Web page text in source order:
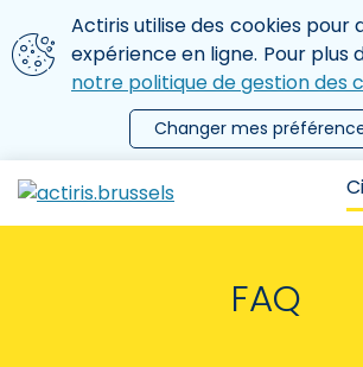
Aller au contenu principal
Nous utilisons des cookies
Actiris utilise des cookies pour
expérience en ligne. Pour plus
notre politique de gestion des
Changer mes
le menu
FAQ